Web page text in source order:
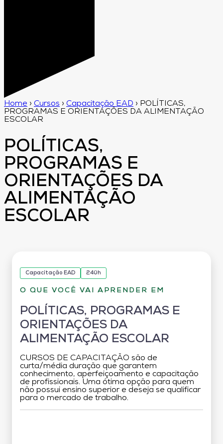
Home › Cursos › Capacitação EAD › POLÍTICAS,
PROGRAMAS E ORIENTAÇÕES DA ALIMENTAÇÃO
ESCOLAR
POLÍTICAS,
PROGRAMAS E
ORIENTAÇÕES DA
ALIMENTAÇÃO
ESCOLAR
Capacitação EAD 240h
O QUE VOCÊ VAI APRENDER EM
POLÍTICAS, PROGRAMAS E
ORIENTAÇÕES DA
ALIMENTAÇÃO ESCOLAR
CURSOS DE CAPACITAÇÃO são de
curta/média duração que garantem
conhecimento, aperfeiçoamento e capacitação
de profissionais. Uma ótima opção para quem
não possui ensino superior e deseja se qualificar
para o mercado de trabalho.